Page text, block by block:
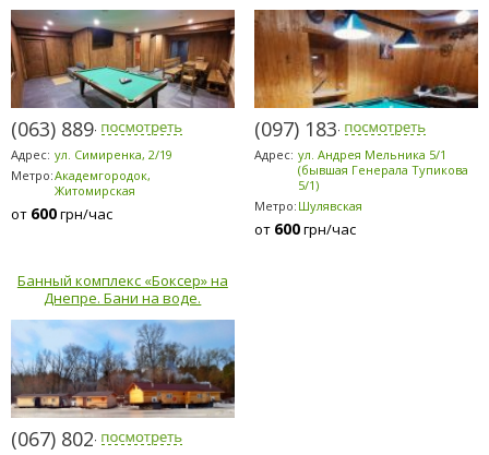
(063) 889-6200
Адрес: ул. Симиренка, 2/19
Метро:Академгородок,
Житомирская
от 600грн/час
(097) 183-9184
Адрес: ул. Андрея Мельника 5/1
(бывшая Генерала Тупикова
5/1)
Метро: Шулявская
от 600грн/час
Банный комплекс «Боксер» на
Днепре. Бани на воде.
(067) 802-6898